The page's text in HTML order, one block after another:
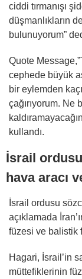
ciddi tırmanışı
düşmanlıkların
bulunuyorum”
Quote
cephede büyük
bir eylemden
çağırıyorum. Ne
kullandı.
İsrail
hava aracı
İsrail ordusu
açıklamada
füzesi ve balistik
Hagari, İsrail’in
müttefiklerinin